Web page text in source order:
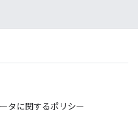
タに関するポリシー